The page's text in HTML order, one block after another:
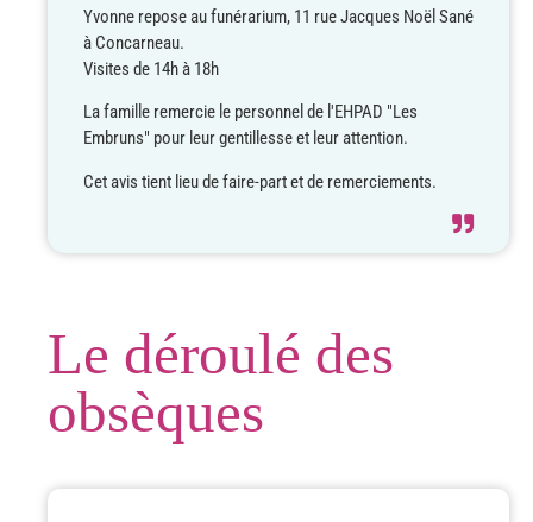
Yvonne repose au funérarium, 11 rue Jacques Noël Sané
à Concarneau.
Visites de 14h à 18h
La famille remercie le personnel de l'EHPAD "Les
Embruns" pour leur gentillesse et leur attention.
Cet avis tient lieu de faire-part et de remerciements.
Le déroulé des
obsèques